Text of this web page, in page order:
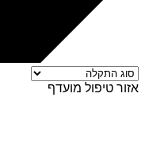
אזור טיפול מועדף